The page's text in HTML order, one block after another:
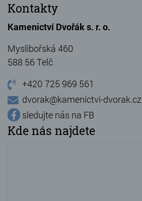
Kontakty
Kamenictví Dvořák s. r. o.
Myslibořská 460
588 56 Telč
+420 725 969 561
dvorak@kamenictvi-dvorak.cz
sledujte nás na FB
Kde nás najdete